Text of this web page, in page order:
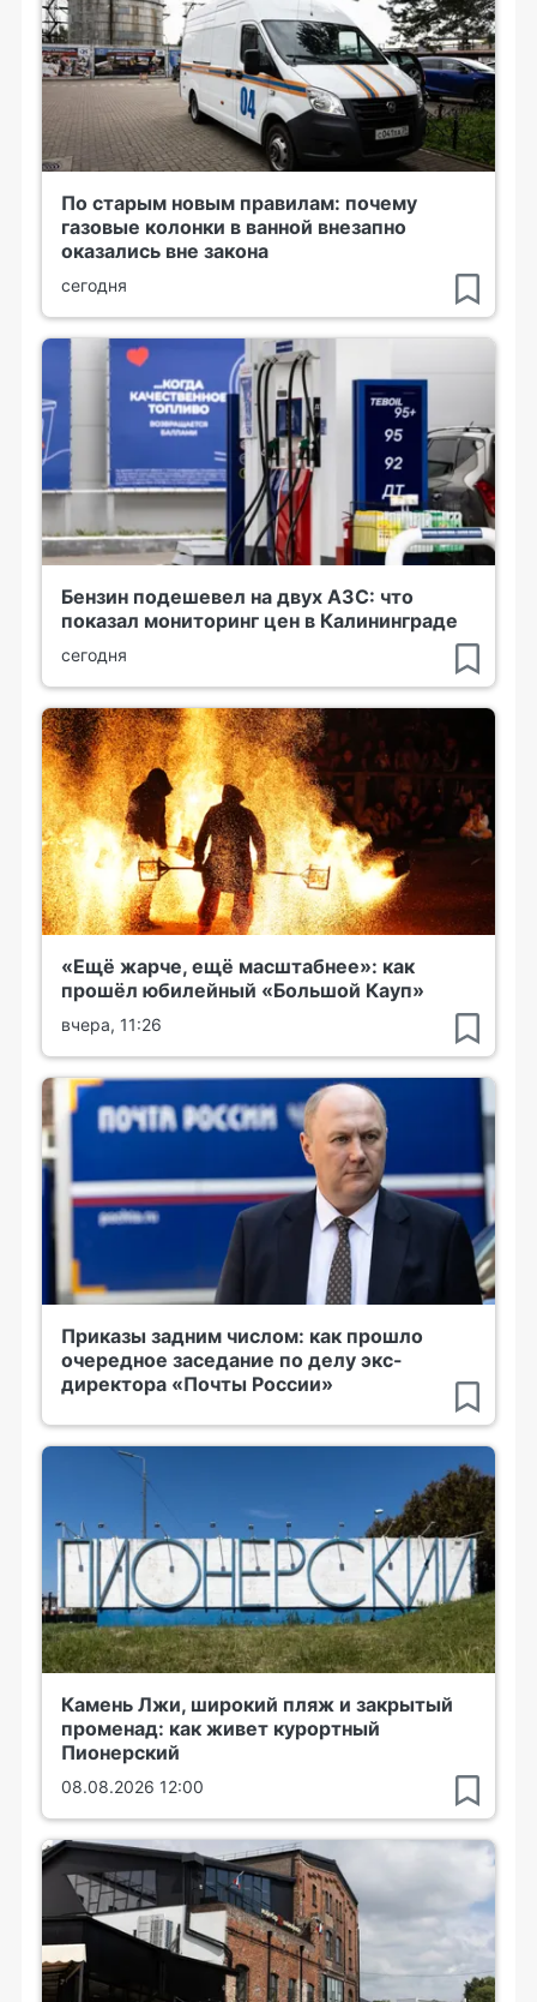
По старым новым правилам: почему
газовые колонки в ванной внезапно
оказались вне закона
сегодня
Бензин подешевел на двух АЗС: что
показал мониторинг цен в Калининграде
сегодня
«Ещё жарче, ещё масштабнее»: как
прошёл юбилейный «Большой Кауп»
вчера, 11:26
Приказы задним числом: как прошло
очередное заседание по делу экс-
директора «Почты России»
Камень Лжи, широкий пляж и закрытый
променад: как живет курортный
Пионерский
08.08.2026 12:00